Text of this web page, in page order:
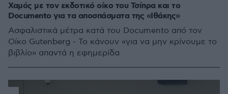
Χαμός με τον εκδοτικό οίκο του Τσίπρα και το
Documento για τα αποσπάσματα της «Ιθάκης»
Ασφαλιστικά μέτρα κατά του Documento από τον
Οίκο Gutenberg - To κάνουν «για να μην κρίνουμε το
βιβλίο» απαντά η εφημερίδα